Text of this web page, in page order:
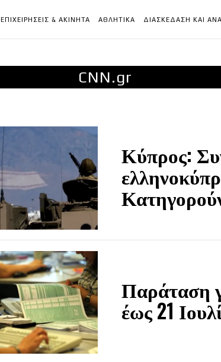
ΕΠΙΧΕΙΡΗΣΕΙΣ & ΑΚΙΝΗΤΑ ΑΘΛΗΤΙΚΑ ΔΙΑΣΚΕΔΑΣΗ ΚΑΙ
CNN.gr
Κύπρος:
Παράταση
έως 21